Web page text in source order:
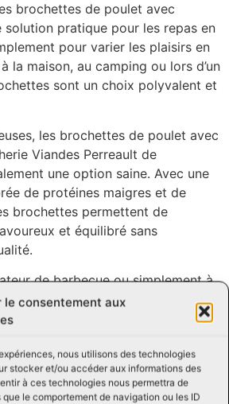
le consentement aux
nous utilisons des technologies
stocker et/ou accéder aux informations des
à ces technologies nous permettra de
le comportement de navigation ou les ID
brochettes de poulet avec
solution pratique pour les repas en
pour varier les plaisirs en
la maison, au camping ou lors d’un
sont un choix polyvalent et
les brochettes de poulet avec
Viandes Perreault de
une option saine. Avec une
de protéines maigres et de
brochettes permettent de
et équilibré sans
de barbecue ou simplement à
pratique et délicieuse pour
de poulet avec légumes de la
et vous offrir une expérience
que conviviale. N’hésitez pas
brochettes lors de votre